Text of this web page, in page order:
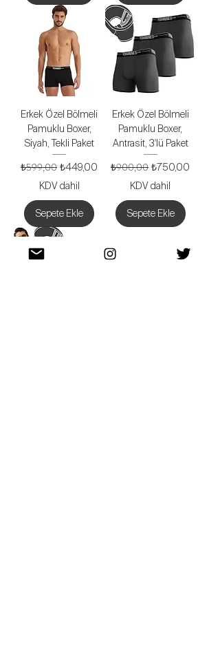
Erkek Özel Bölmeli
Pamuklu Boxer,
Siyah, Tekli Paket
Normal Fiyat
₺599,00 İndirimli Fiyat
₺449,00
KDV dahil
Sepete Ekle
Erkek Özel Bölmeli
Pamuklu Boxer,
Antrasit, 3'lü Paket
Normal Fiyat
₺900,00 İndirimli Fiyat
₺750,00
KDV dahil
Sepete Ekle